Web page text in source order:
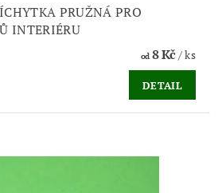
PRUŽNÁ PRO
INTERIÉRU
od8 Kč/ ks
DETAIL